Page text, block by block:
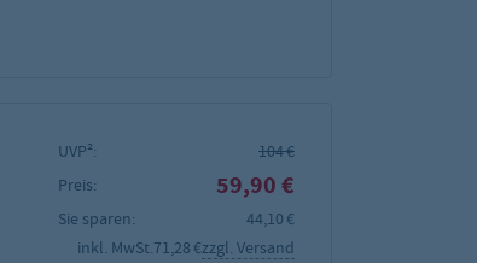
UVP²:
104 €
Preis:
59,90 €
Sie sparen:
44,10 €
inkl. MwSt.71,28 €zzgl. Versand